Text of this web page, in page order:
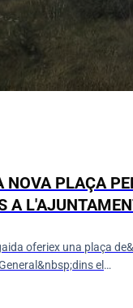
NOVA PLAÇA
A
oferiex una plaça
el
- Oportunitats